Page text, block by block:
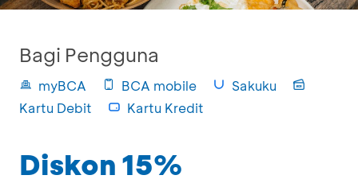
Bagi Pengguna
myBCA BCA mobile
Sakuku
Kartu Debit
Kartu Kredit
Diskon 15%